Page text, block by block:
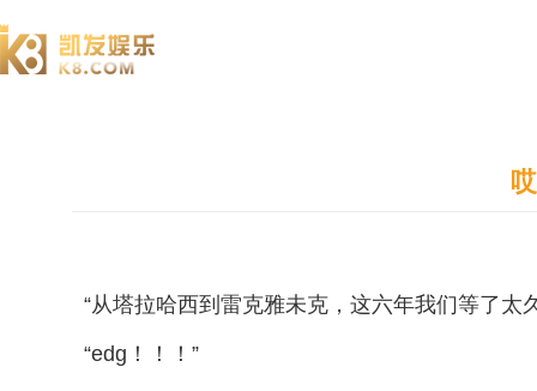
“从塔拉哈西到雷克雅未克，这六年我们等了
“edg！！！”